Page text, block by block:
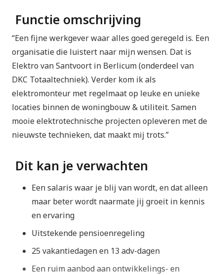
Functie omschrijving
“Een fijne werkgever waar alles goed geregeld is. Een
organisatie die luistert naar mijn wensen. Dat is
Elektro van Santvoort in Berlicum (onderdeel van
DKC Totaaltechniek). Verder kom ik als
elektromonteur met regelmaat op leuke en unieke
locaties binnen de woningbouw & utiliteit. Samen
mooie elektrotechnische projecten opleveren met de
nieuwste technieken, dat maakt mij trots.”
Dit kan je verwachten
Een salaris waar je blij van wordt, en dat alleen
maar beter wordt naarmate jij groeit in kennis
en ervaring
Uitstekende pensioenregeling
25 vakantiedagen en 13 adv-dagen
Een ruim aanbod aan ontwikkelings- en